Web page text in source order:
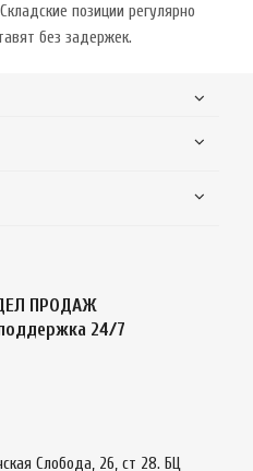
позиции регулярно
без задержек.
ПРОДАЖ
24/7
Слобода, 26, ст 28. БЦ